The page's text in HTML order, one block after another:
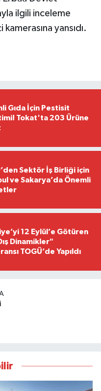
ilgili inceleme
kamerasına yansıdı.
Gıda İçin Pestisit
Tokat'ta 203 Ürüne
Sektör İş Birliği için
ve Sakarya’da Önemli
12 Eylül’e Götüren
Dinamikler"
TOGÜ’de Yapıldı